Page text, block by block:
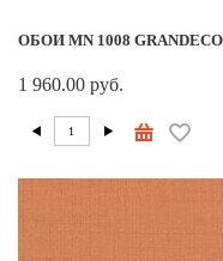
ОБОИ MN 1008
1 960.00 руб.